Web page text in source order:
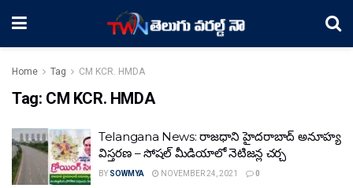
Home Tag CM KCR. HMDA
Tag: CM KCR. HMDA
Telangana News: రాజధాని హైదరాబాద్‌ అనూహ్య
విస్తరణ – సోషల్‌ మీడియాలో నెటిజన్ల చర్చ
BY SOWMYA NOVEMBER 24, 2021 0